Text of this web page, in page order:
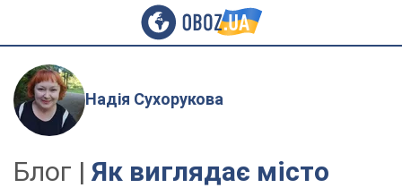
Надія Сухорукова
Блог | Як виглядає місто